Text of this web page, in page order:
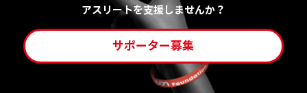
アスリートを支援しませんか？
サポーター募集